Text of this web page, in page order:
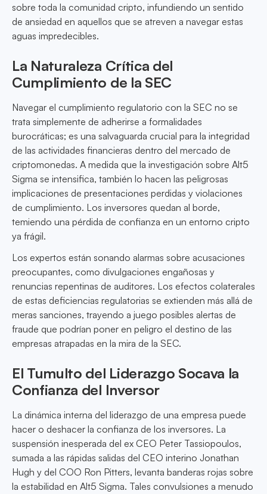
sobre toda la comunidad cripto, infundiendo un sentido
de ansiedad en aquellos que se atreven a navegar estas
aguas impredecibles.
La Naturaleza Crítica del
Cumplimiento de la SEC
Navegar el cumplimiento regulatorio con la SEC no se
trata simplemente de adherirse a formalidades
burocráticas; es una salvaguarda crucial para la integridad
de las actividades financieras dentro del mercado de
criptomonedas. A medida que la investigación sobre Alt5
Sigma se intensifica, también lo hacen las peligrosas
implicaciones de presentaciones perdidas y violaciones
de cumplimiento. Los inversores quedan al borde,
temiendo una pérdida de confianza en un entorno cripto
ya frágil.
Los expertos están sonando alarmas sobre acusaciones
preocupantes, como divulgaciones engañosas y
renuncias repentinas de auditores. Los efectos colaterales
de estas deficiencias regulatorias se extienden más allá de
meras sanciones, trayendo a juego posibles alertas de
fraude que podrían poner en peligro el destino de las
empresas atrapadas en la mira de la SEC.
El Tumulto del Liderazgo Socava la
Confianza del Inversor
La dinámica interna del liderazgo de una empresa puede
hacer o deshacer la confianza de los inversores. La
suspensión inesperada del ex CEO Peter Tassiopoulos,
sumada a las rápidas salidas del CEO interino Jonathan
Hugh y del COO Ron Pitters, levanta banderas rojas sobre
la estabilidad en Alt5 Sigma. Tales convulsiones a menudo